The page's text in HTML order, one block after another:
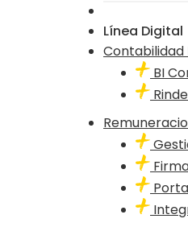
Línea Digital
Contabilidad
BI